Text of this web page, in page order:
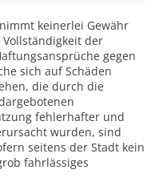
keinerlei Gewähr
der
gegen
sich auf Schäden
die durch die
fehlerhafter und
wurden, sind
seitens der Stadt kein
fahrlässiges